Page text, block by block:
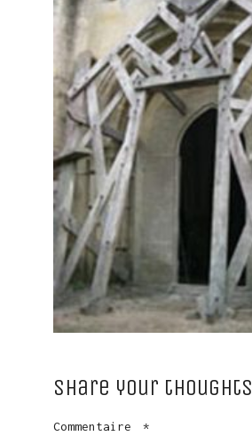
Share your thoughts
Commentaire *